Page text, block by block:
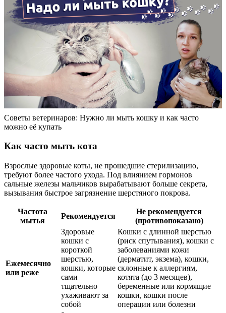
Советы ветеринаров: Нужно ли мыть кошку и как часто
можно её купать
Как часто мыть кота
Взрослые здоровые коты, не прошедшие стерилизацию,
требуют более частого ухода. Под влиянием гормонов
сальные железы мальчиков вырабатывают больше секрета,
вызывания быстрое загрязнение шерстяного покрова.
Частота
мытья
Рекомендуется
Не рекомендуется
(противопоказано)
Ежемесячно
или реже
Здоровые
кошки с
короткой
шерстью,
кошки, которые
сами
тщательно
ухаживают за
собой
Кошки с длинной шерстью
(риск спутывания), кошки с
заболеваниями кожи
(дерматит, экзема), кошки,
склонные к аллергиям,
котята (до 3 месяцев),
беременные или кормящие
кошки, кошки после
операции или болезни